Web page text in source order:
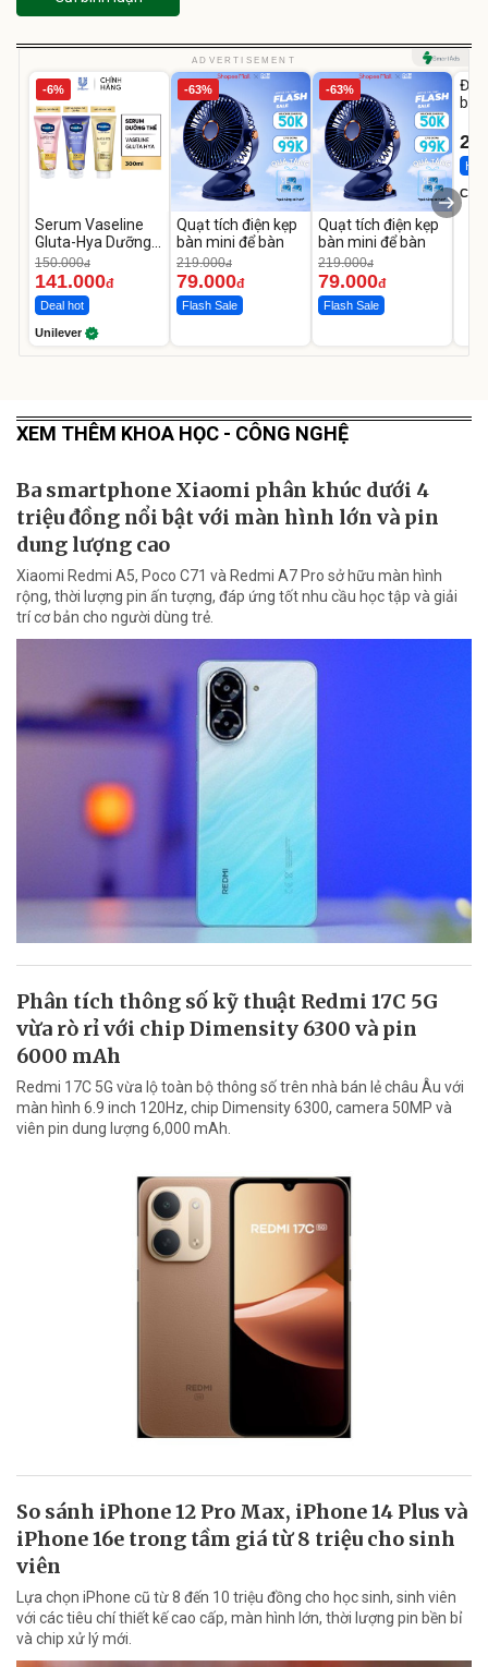
ADVERTISEMENT
-6%
Serum Vaseline
Gluta-Hya Dưỡng
Da Sáng Mịn Sau 7
Ngày
150.000đ
141.000đ
Deal hot
Unilever
-63%
Quạt tích điện kẹp
bàn mini để bàn
219.000đ
79.000đ
Flash Sale
-63%
Quạt tích điện kẹp
bàn mini để bàn
219.000đ
79.000đ
Flash Sale
Đai
bé
Hot
XEM THÊM KHOA HỌC - CÔNG NGHỆ
Ba smartphone Xiaomi phân khúc dưới 4
triệu đồng nổi bật với màn hình lớn và pin
dung lượng cao
Xiaomi Redmi A5, Poco C71 và Redmi A7 Pro sở hữu màn hình
rộng, thời lượng pin ấn tượng, đáp ứng tốt nhu cầu học tập và giải
trí cơ bản cho người dùng trẻ.
Phân tích thông số kỹ thuật Redmi 17C 5G
vừa rò rỉ với chip Dimensity 6300 và pin
6000 mAh
Redmi 17C 5G vừa lộ toàn bộ thông số trên nhà bán lẻ châu Âu với
màn hình 6.9 inch 120Hz, chip Dimensity 6300, camera 50MP và
viên pin dung lượng 6,000 mAh.
So sánh iPhone 12 Pro Max, iPhone 14 Plus và
iPhone 16e trong tầm giá từ 8 triệu cho sinh
viên
Lựa chọn iPhone cũ từ 8 đến 10 triệu đồng cho học sinh, sinh viên
với các tiêu chí thiết kế cao cấp, màn hình lớn, thời lượng pin bền bỉ
và chip xử lý mới.